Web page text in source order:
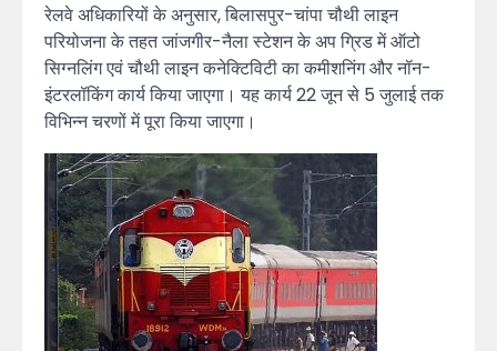
रेलवे अधिकारियों के अनुसार, बिलासपुर-चांपा चौथी लाइन
परियोजना के तहत जांजगीर-नैला स्टेशन के अप ग्रिड में ऑटो
सिग्नलिंग एवं चौथी लाइन कनेक्टिविटी का कमीशनिंग और नॉन-
इंटरलॉकिंग कार्य किया जाएगा। यह कार्य 22 जून से 5 जुलाई तक
विभिन्न चरणों में पूरा किया जाएगा।